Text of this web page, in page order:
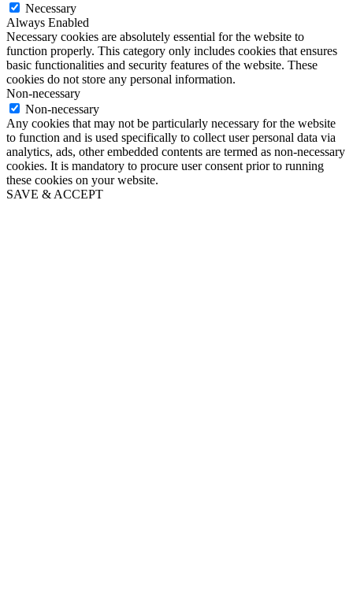
Necessary
Always Enabled
Necessary cookies are absolutely essential for the website to
function properly. This category only includes cookies that ensures
basic functionalities and security features of the website. These
cookies do not store any personal information.
Non-necessary
Non-necessary
Any cookies that may not be particularly necessary for the website
to function and is used specifically to collect user personal data via
analytics, ads, other embedded contents are termed as non-necessary
cookies. It is mandatory to procure user consent prior to running
these cookies on your website.
SAVE & ACCEPT